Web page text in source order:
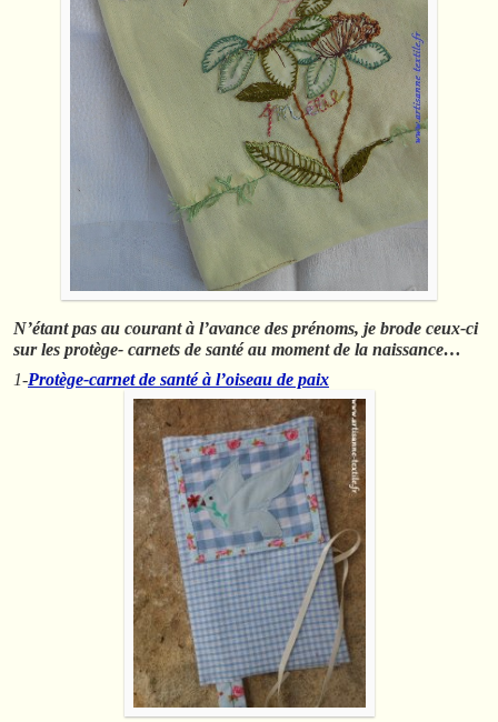
N’étant pas au courant à l’avance des prénoms, je brode ceux-ci
sur les protège- carnets de santé au moment de la naissance…
1-Protège-carnet de santé à l’oiseau de paix